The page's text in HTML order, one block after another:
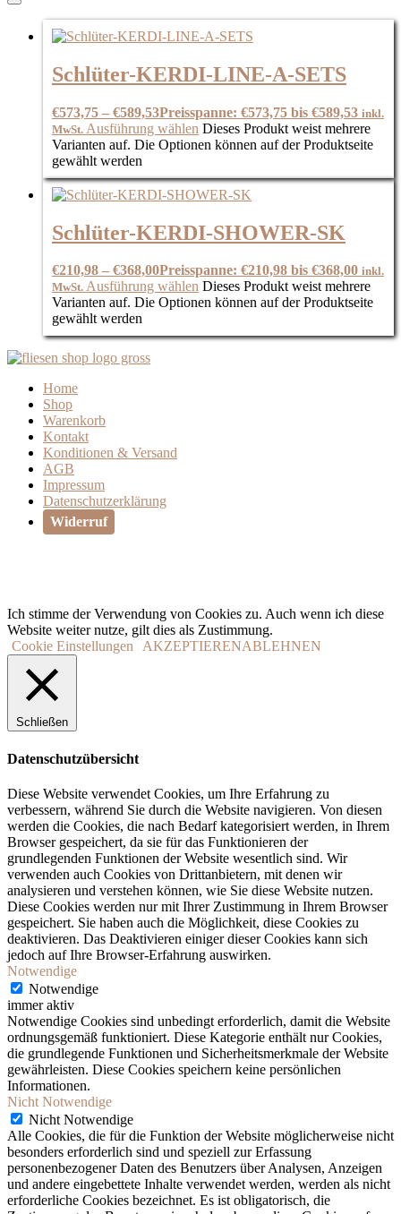
Schlüter-KERDI-LINE-A-SETS
€573,75 – €589,53Preisspanne: €573,75 bis €589,53 inkl.
MwSt. Ausführung wählen Dieses Produkt weist mehrere
Varianten auf. Die Optionen können auf der Produktseite
gewählt werden
Schlüter-KERDI-SHOWER-SK
€210,98 – €368,00Preisspanne: €210,98 bis €368,00 inkl.
MwSt. Ausführung wählen Dieses Produkt weist mehrere
Varianten auf. Die Optionen können auf der Produktseite
gewählt werden
Home
Shop
Warenkorb
Kontakt
Konditionen & Versand
AGB
Impressum
Datenschutzerklärung
Widerruf
Ich stimme der Verwendung von Cookies zu. Auch wenn ich diese
Website weiter nutze, gilt dies als Zustimmung.
Cookie Einstellungen AKZEPTIERENABLEHNEN
Schließen
Datenschutzübersicht
Diese Website verwendet Cookies, um Ihre Erfahrung zu
verbessern, während Sie durch die Website navigieren. Von diesen
werden die Cookies, die nach Bedarf kategorisiert werden, in Ihrem
Browser gespeichert, da sie für das Funktionieren der
grundlegenden Funktionen der Website wesentlich sind. Wir
verwenden auch Cookies von Drittanbietern, mit denen wir
analysieren und verstehen können, wie Sie diese Website nutzen.
Diese Cookies werden nur mit Ihrer Zustimmung in Ihrem Browser
gespeichert. Sie haben auch die Möglichkeit, diese Cookies zu
deaktivieren. Das Deaktivieren einiger dieser Cookies kann sich
jedoch auf Ihre Browser-Erfahrung auswirken.
Notwendige
Notwendige
immer aktiv
Notwendige Cookies sind unbedingt erforderlich, damit die Website
ordnungsgemäß funktioniert. Diese Kategorie enthält nur Cookies,
die grundlegende Funktionen und Sicherheitsmerkmale der Website
gewährleisten. Diese Cookies speichern keine persönlichen
Informationen.
Nicht Notwendige
Nicht Notwendige
Alle Cookies, die für die Funktion der Website möglicherweise nicht
besonders erforderlich sind und speziell zur Erfassung
personenbezogener Daten des Benutzers über Analysen, Anzeigen
und andere eingebettete Inhalte verwendet werden, werden als nicht
erforderliche Cookies bezeichnet. Es ist obligatorisch, die